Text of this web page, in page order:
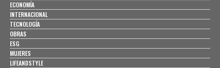
ECONOMÍA
INTERNACIONAL
TECNOLOGÍA
OBRAS
ESG
MUJERES
LIFEANDSTYLE